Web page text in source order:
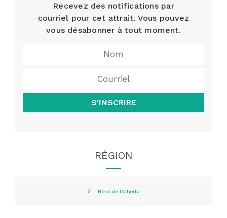
Recevez des notifications par
courriel pour cet attrait. Vous pouvez
vous désabonner à tout moment.
S'INSCRIRE
RÉGION
Nord de l'Alberta